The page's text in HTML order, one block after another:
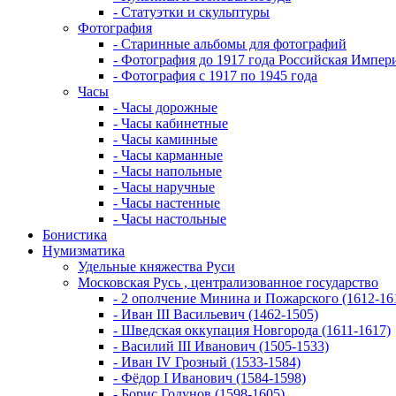
- Статуэтки и скульптуры
Фотография
- Старинные альбомы для фотографий
- Фотография до 1917 года Российская
- Фотография с 1917 по 1945 года
Часы
- Часы дорожные
- Часы кабинетные
- Часы каминные
- Часы карманные
- Часы напольные
- Часы наручные
- Часы настенные
- Часы настольные
Бонистика
Нумизматика
Удельные княжества Руси
Московская Русь , централизованное государство
- 2 ополчение Минина и Пожарского (1612-
- Иван III Васильевич (1462-1505)
- Шведская оккупация Новгорода (1611-1617)
- Василий III Иванович (1505-1533)
- Иван IV Грозный (1533-1584)
- Фёдор I Иванович (1584-1598)